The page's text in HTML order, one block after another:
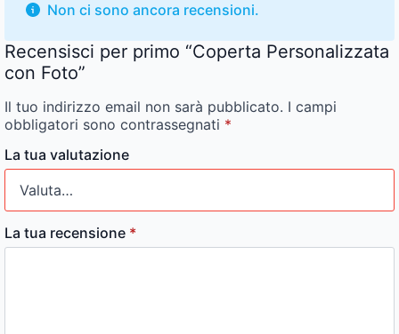
Non ci sono ancora recensioni.
Recensisci per primo “Coperta Personalizzata
con Foto”
Il tuo indirizzo email non sarà pubblicato. I campi
obbligatori sono contrassegnati *
La tua valutazione
La tua recensione *